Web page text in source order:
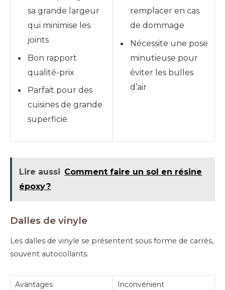
sa grande largeur
qui minimise les
joints
Bon rapport
qualité-prix
Parfait pour des
cuisines de grande
superficie
remplacer en cas
de dommage
Nécessite une pose
minutieuse pour
éviter les bulles
d’air
Lire aussi Comment faire un sol en résine
époxy ?
Dalles de vinyle
Les dalles de vinyle se présentent sous forme de carrés,
souvent autocollants.
Avantages Inconvénient